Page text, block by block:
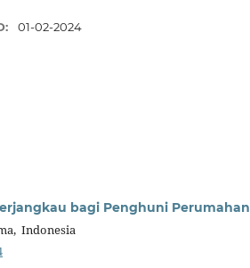
01-02-2024
bagi Penghuni Perumahan
Indonesia